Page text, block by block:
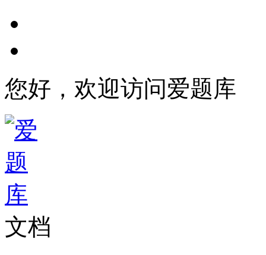
您好，欢迎访问爱题库
文档